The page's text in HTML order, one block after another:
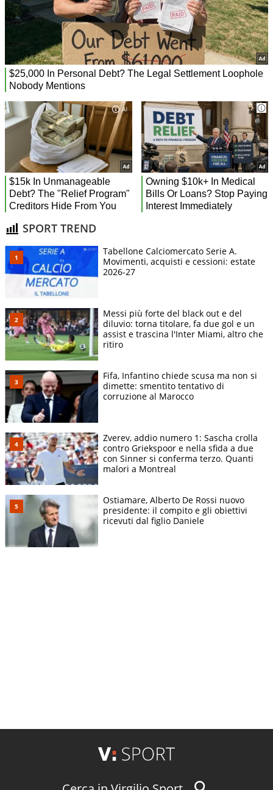
SPORT TREND
Tabellone Calciomercato Serie A.
Movimenti, acquisti e cessioni: estate
2026-27
Messi più forte del black out e del
diluvio: torna titolare, fa due gol e un
assist e trascina l'Inter Miami, altro che
ritiro
Fifa, Infantino chiede scusa ma non si
dimette: smentito tentativo di
corruzione al Marocco
Zverev, addio numero 1: Sascha crolla
contro Griekspoor e nella sfida a due
con Sinner si conferma terzo. Quanti
malori a Montreal
Ostiamare, Alberto De Rossi nuovo
presidente: il compito e gli obiettivi
ricevuti dal figlio Daniele